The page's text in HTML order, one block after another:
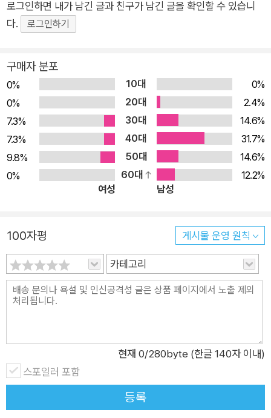
혜성같이 등장한 ChatGPT는 어느새 일상에 깊숙이 파고들었
다. ChatGPT 개발사인 오픈AI는 AI 모델을 누구나 쉽게 커스터
을 위한 API로, 관련 지식이 없어도 누구나 이용할 수 있는 API
다. 단 1달러로 API를 수백 번 사용할 수 있고, 등록만 하면 곧바
로 테스트해볼 수도 있다. AI 봇이나 이미지 생성, 정보를 학습시
킨 오리지널 AI 모델 제작 등 원하는 용도로 쉽게 활용할 수 있다.
이 책은 AI 시대에 강력한 무기가 되어줄 OpenAI API 활용법을
체계적으로 담아냈다. 많은 개발자에게 친숙한 프로그래밍 언어
인 파이썬과 자바스크립트(Node.js)를 사용한 다양한 예제를 제
공하는 것은 물론 노코드 도구를 통한 OpenAI API 사용법까지
개발할 수 있는 환경을 준비한다. 2장은 파이썬과 Node.js의 라
이브러리를 사용해 OpenAI API에 접근하는 방법을 설명하며,
웹 애플리케이션과 웹페이지에서 API를 사용하는 샘플을 작성해
본다. 3장은 Completions API를 사용해 사전 만들기, AI 봇 만
들기, Q&A용 AI 제작 등을 해보면서 기본적인 프롬프트를 작성
와 모델, 옵션 인수를 알아본다. 5장은 채팅을 이용하는 Chat C
ompletion과 음성 데이터를 텍스트로 생성하는 Transcription
API를 설명하면서 채팅창을 만들고 음성을 텍스트로 추출해보
고, 6장은 이미지 생성 기능인 Image Generation을 살펴보면
서 이미지를 생성하고 편집하는 방법을 알아본다. 7장은 기존의
로그인하면 내가 남긴 글과 친구가 남긴 글을 확인할 수 있습니
다.
로그인하기
구매자 분포
0% 10대
0%
0%
20대
2.4%
7.3%
30대
14.6%
7.3%
40대
31.7%
9.8%
50대
14.6%
0%
60대
12.2%
여성
남성
100자평 게시물 운영 원칙
카테고리
현재 0/280byte (한글 140자 이내)
스포일러 포함
등록